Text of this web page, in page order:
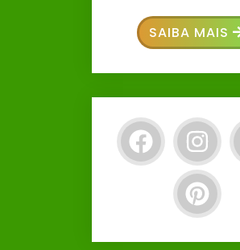
SAIBA MAIS